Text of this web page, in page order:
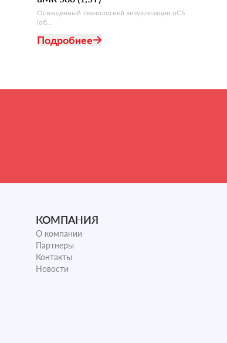
Оснащенный технологией визуализации uCS
(об...
Подробнее
КОМПАНИЯ
О компании
Партнеры
Контакты
Новости